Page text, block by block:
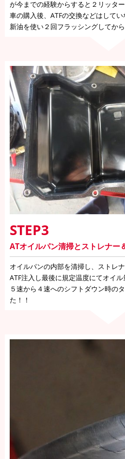
が今までの経験からすると２リッタ
車の購入後、ATFの交換などはして
新油を使い２回フラッシングしてか
STEP3
ATオイルパン清掃とストレナー
オイルパンの内部を清掃し、ストレ
ATF注入し最後に規定温度にてオイル
５速から４速へのシフトダウン時の
た！！